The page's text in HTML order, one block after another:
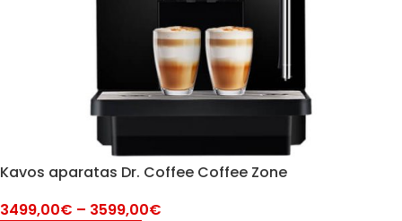
Kavos aparatas Dr. Coffee Coffee Zone
3499,00€ – 3599,00€